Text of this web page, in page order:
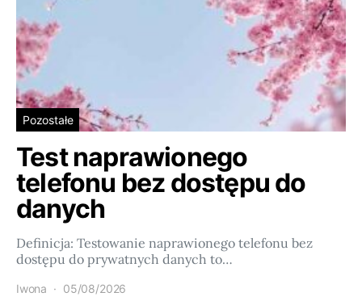
Pozostałe
Test naprawionego
telefonu bez dostępu do
danych
Definicja: Testowanie naprawionego telefonu bez
dostępu do prywatnych danych to…
Iwona 05/08/2026